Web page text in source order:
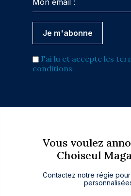
J'ai lu et accepte les
conditions
Vous voulez
Choiseul
Contactez notre régie